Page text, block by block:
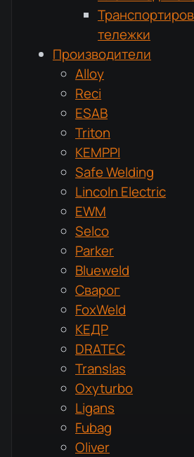
тележки
Производители
Alloy
Reci
ESAB
Triton
KEMPPI
Safe Welding
Lincoln Electric
EWM
Selco
Parker
Blueweld
Сварог
FoxWeld
КЕДР
DRATEC
Translas
Oxyturbo
Ligans
Fubag
Oliver